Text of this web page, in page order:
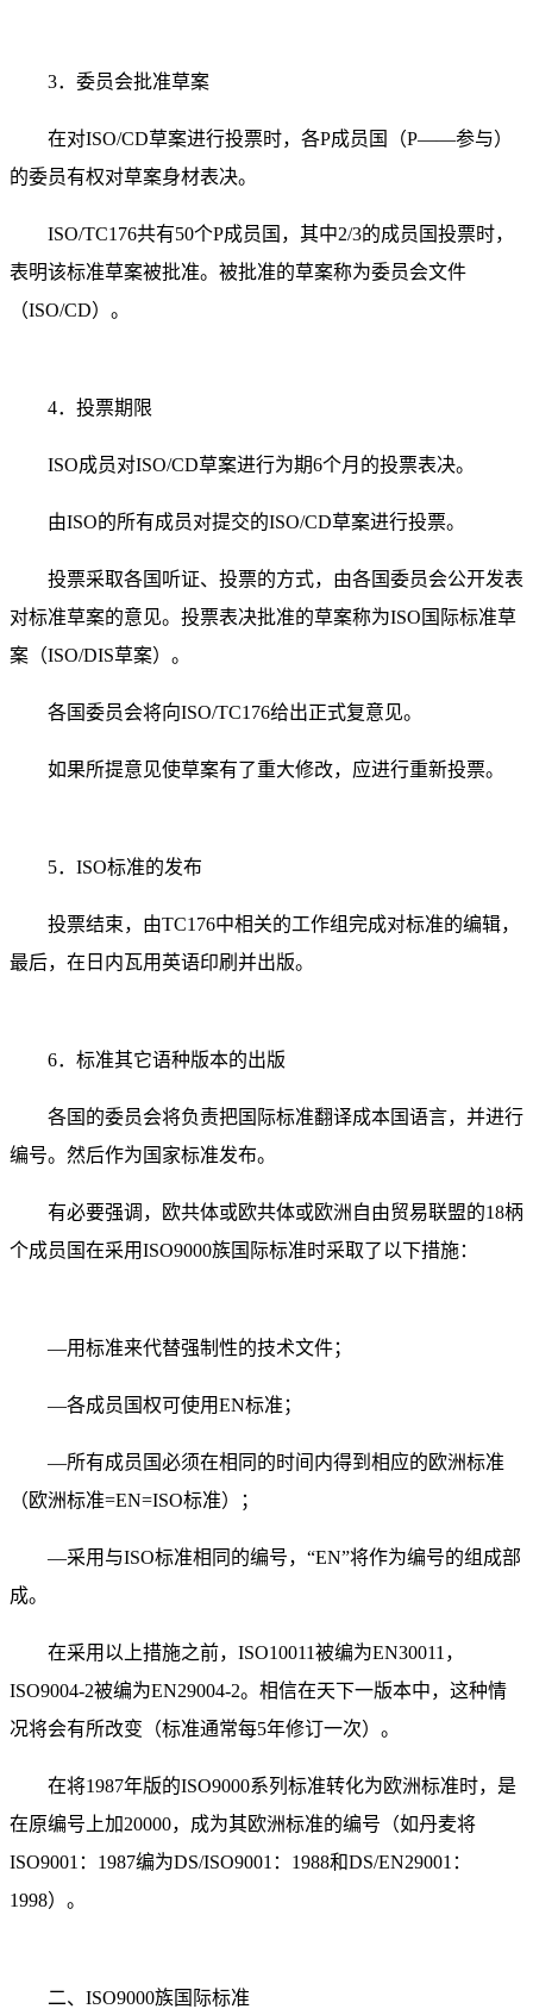
3．委员会批准草案
在对ISO/CD草案进行投票时，各P成员国（P——参与）
的委员有权对草案身材表决。
ISO/TC176共有50个P成员国，其中2/3的成员国投票时，
表明该标准草案被批准。被批准的草案称为委员会文件
（ISO/CD）。
4．投票期限
ISO成员对ISO/CD草案进行为期6个月的投票表决。
由ISO的所有成员对提交的ISO/CD草案进行投票。
投票采取各国听证、投票的方式，由各国委员会公开发表
对标准草案的意见。投票表决批准的草案称为ISO国际标准草
案（ISO/DIS草案）。
各国委员会将向ISO/TC176给出正式复意见。
如果所提意见使草案有了重大修改，应进行重新投票。
5．ISO标准的发布
投票结束，由TC176中相关的工作组完成对标准的编辑，
最后，在日内瓦用英语印刷并出版。
6．标准其它语种版本的出版
各国的委员会将负责把国际标准翻译成本国语言，并进行
编号。然后作为国家标准发布。
有必要强调，欧共体或欧共体或欧洲自由贸易联盟的18柄
个成员国在采用ISO9000族国际标准时采取了以下措施：
—用标准来代替强制性的技术文件；
—各成员国权可使用EN标准；
—所有成员国必须在相同的时间内得到相应的欧洲标准
（欧洲标准=EN=ISO标准）；
—采用与ISO标准相同的编号，“EN”将作为编号的组成部
成。
在采用以上措施之前，ISO10011被编为EN30011，
ISO9004-2被编为EN29004-2。相信在天下一版本中，这种情
况将会有所改变（标准通常每5年修订一次）。
在将1987年版的ISO9000系列标准转化为欧洲标准时，是
在原编号上加20000，成为其欧洲标准的编号（如丹麦将
ISO9001：1987编为DS/ISO9001：1988和DS/EN29001：
1998）。
二、ISO9000族国际标准